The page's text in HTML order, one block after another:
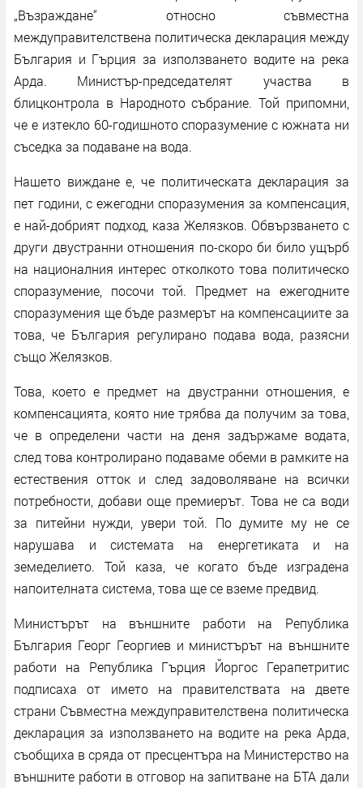
„Възраждане“ относно съвместна
междуправителствена политическа декларация между
България и Гърция за използването водите на река
Арда. Министър-председателят участва в
блицконтрола в Народното събрание. Той припомни,
че е изтекло 60-годишното споразумение с южната ни
съседка за подаване на вода.
Нашето виждане е, че политическата декларация за
пет години, с ежегодни споразумения за компенсация,
е най-добрият подход, каза Желязков. Обвързването с
други двустранни отношения по-скоро би било ущърб
на националния интерес отколкото това политическо
споразумение, посочи той. Предмет на ежегодните
споразумения ще бъде размерът на компенсациите за
това, че България регулирано подава вода, разясни
също Желязков.
Това, което е предмет на двустранни отношения, е
компенсацията, която ние трябва да получим за това,
че в определени части на деня задържаме водата,
след това контролирано подаваме обеми в рамките на
естествения отток и след задоволяване на всички
потребности, добави още премиерът. Това не са води
за питейни нужди, увери той. По думите му не се
нарушава и системата на енергетиката и на
земеделието. Той каза, че когато бъде изградена
напоителната система, това ще се вземе предвид.
Министърът на външните работи на Република
България Георг Георгиев и министърът на външните
работи на Република Гърция Йоргос Герапетритис
подписаха от името на правителствата на двете
страни Съвместна междуправителствена политическа
декларация за използването на водите на река Арда,
съобщиха в сряда от пресцентъра на Министерство на
външните работи в отговор на запитване на БТА дали